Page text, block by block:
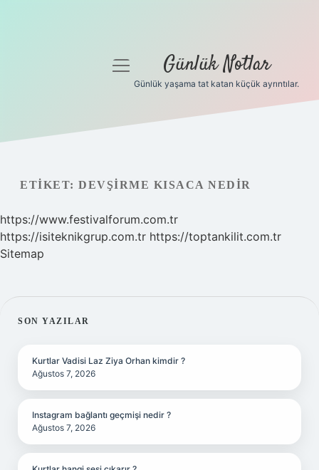
Gizlilik Politikası
menüyü
Günlük Notlar
Günlük yaşama tat katan küçük ayrıntılar.
ETIKET: DEVŞIRME KISACA NEDIR
https://www.festivalforum.com.tr
https://isiteknikgrup.com.tr https://toptankilit.com.tr
Sitemap
SIDEBAR
SON YAZILAR
Kurtlar Vadisi Laz Ziya Orhan kimdir ?
Ağustos 7, 2026
Instagram bağlantı geçmişi nedir ?
Ağustos 7, 2026